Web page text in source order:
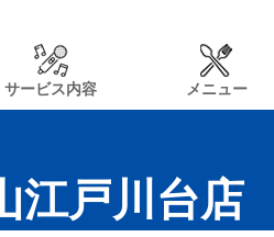
サービス内容 メニュー
江戸川台店